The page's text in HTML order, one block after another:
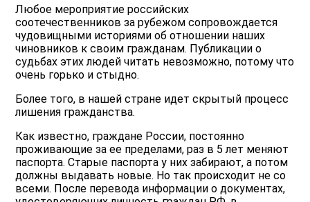
Любое мероприятие российских
соотечественников за рубежом сопровождается
чудовищными историями об отношении наших
чиновников к своим гражданам. Публикации о
судьбах этих людей читать невозможно, потому что
очень горько и стыдно.
Более того, в нашей стране идет скрытый процесс
лишения гражданства.
Как известно, граждане России, постоянно
проживающие за ее пределами, раз в 5 лет меняют
паспорта. Старые паспорта у них забирают, а потом
должны выдавать новые. Но так происходит не со
всеми. После перевода информации о документах,